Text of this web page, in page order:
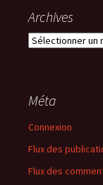
Archives
Archives
Méta
Connexion
Flux des
Flux des